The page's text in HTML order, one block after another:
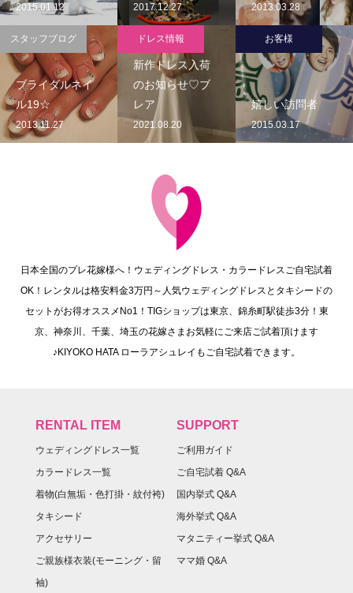
2015.01.12 2017.12.27 2013.03.28
ブライダルネイ
ル19☆
2013.11.27
スタッフブログ
新作ドレス入荷
のお知らせ♡ブ
レア
2021.08.20
ドレス情報
嬉しい訪問者
2015.03.17
お客様
日本全国のプレ花嫁様へ！ウェディングドレス・カラードレスご自宅試着
OK！レンタルは格安料金3万円～人気ウェディングドレスとタキシードの
セットがお得オススメNo1！TIGショップは東京、錦糸町駅徒歩3分！東
京、神奈川、千葉、埼玉の花嫁さまお気軽にご来店ご試着頂けます
♪KIYOKO HATA ローラアシュレイもご自宅試着できます。
RENTAL ITEM
ウェディングドレス一覧
カラードレス一覧
着物(白無垢・色打掛・紋付袴)
タキシード
アクセサリー
ご親族様衣装(モーニング・留
袖)
SUPPORT
ご利用ガイド
ご自宅試着 Q&A
国内挙式 Q&A
海外挙式 Q&A
マタニティー挙式 Q&A
ママ婚 Q&A